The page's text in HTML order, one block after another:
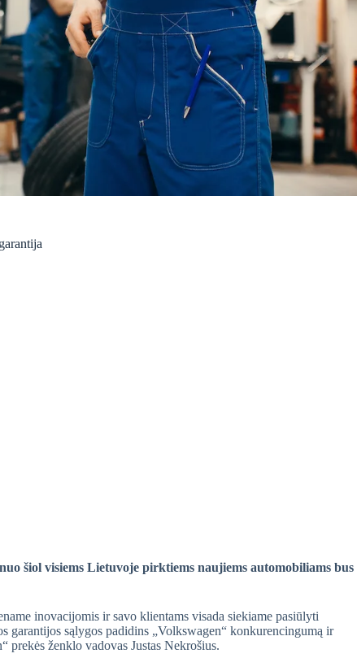
šiol visiems Lietuvoje pirktiems naujiems automobiliams bus
inovacijomis ir savo klientams visada siekiame pasiūlyti
garantijos sąlygos padidins „Volkswagen“ konkurencingumą ir
prekės ženklo vadovas Justas Nekrošius.